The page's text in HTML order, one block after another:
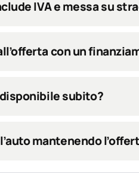
IVA e messa su
con un
subito?
mantenendo